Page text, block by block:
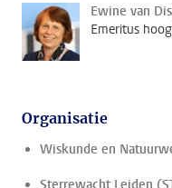
Ewine van
Emeritus
Organisatie
Wiskunde en